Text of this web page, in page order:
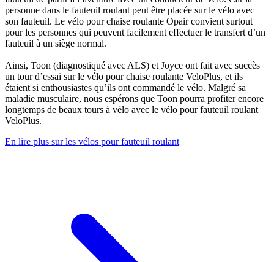
personne dans le fauteuil roulant peut être placée sur le vélo avec
son fauteuil. Le vélo pour chaise roulante Opair convient surtout
pour les personnes qui peuvent facilement effectuer le transfert d’un
fauteuil à un siège normal.
Ainsi, Toon (diagnostiqué avec ALS) et Joyce ont fait avec succès
un tour d’essai sur le vélo pour chaise roulante VeloPlus, et ils
étaient si enthousiastes qu’ils ont commandé le vélo. Malgré sa
maladie musculaire, nous espérons que Toon pourra profiter encore
longtemps de beaux tours à vélo avec le vélo pour fauteuil roulant
VeloPlus.
En lire plus sur les vélos pour fauteuil roulant